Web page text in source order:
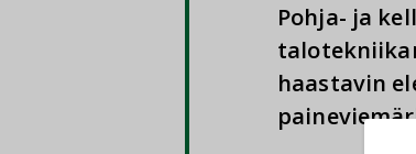
Pohja- ja
haastavin